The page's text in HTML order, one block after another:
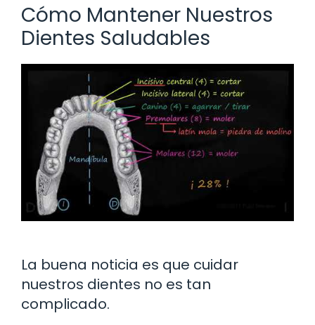
Cómo Mantener Nuestros
Dientes Saludables
La buena noticia es que cuidar
nuestros dientes no es tan
complicado.